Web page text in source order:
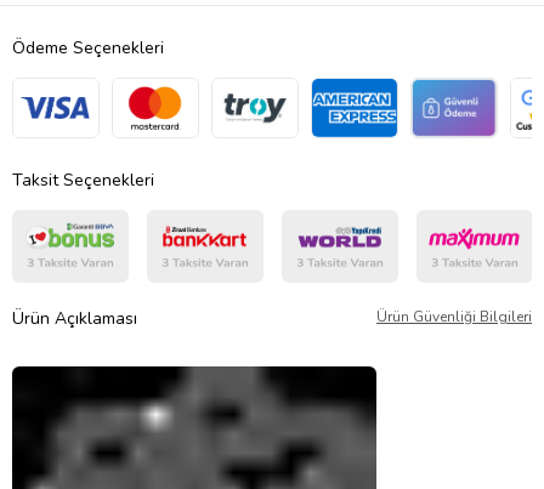
Ödeme Seçenekleri
Taksit Seçenekleri
Ürün Açıklaması Ürün Güvenliği Bilgileri